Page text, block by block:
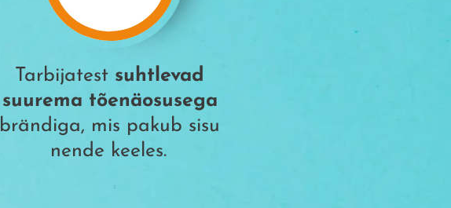
Tarbijatest suhtlevad
suurema tõenäosusega
brändiga, mis pakub sisu
nende keeles.